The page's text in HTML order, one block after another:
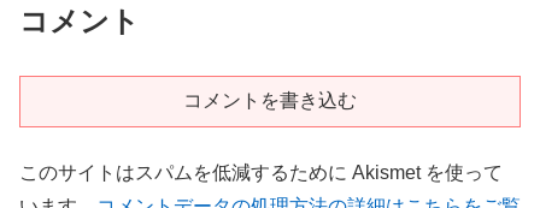
コメント
コメントを書き込む
このサイトはスパムを低減するために Akismet を使って